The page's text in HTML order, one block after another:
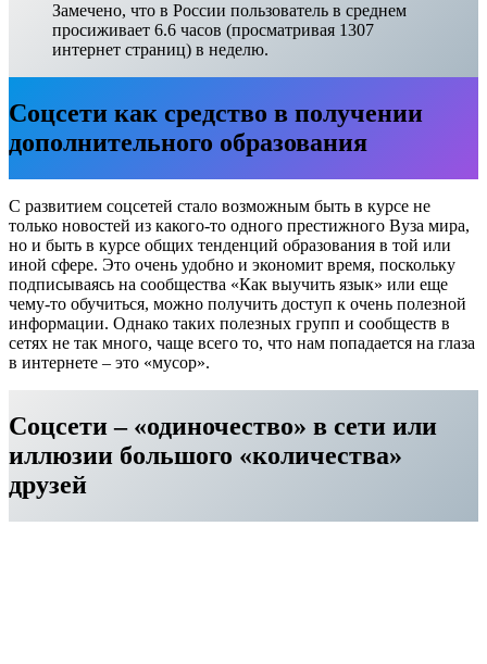
Замечено, что в России пользователь в среднем
просиживает 6.6 часов (просматривая 1307
интернет страниц) в неделю.
Соцсети как средство в получении
дополнительного образования
С развитием соцсетей стало возможным быть в курсе не
только новостей из какого-то одного престижного Вуза мира,
но и быть в курсе общих тенденций образования в той или
иной сфере. Это очень удобно и экономит время, поскольку
подписываясь на сообщества «Как выучить язык» или еще
чему-то обучиться, можно получить доступ к очень полезной
информации. Однако таких полезных групп и сообществ в
сетях не так много, чаще всего то, что нам попадается на глаза
в интернете – это «мусор».
Соцсети – «одиночество» в сети или
иллюзии большого «количества»
друзей